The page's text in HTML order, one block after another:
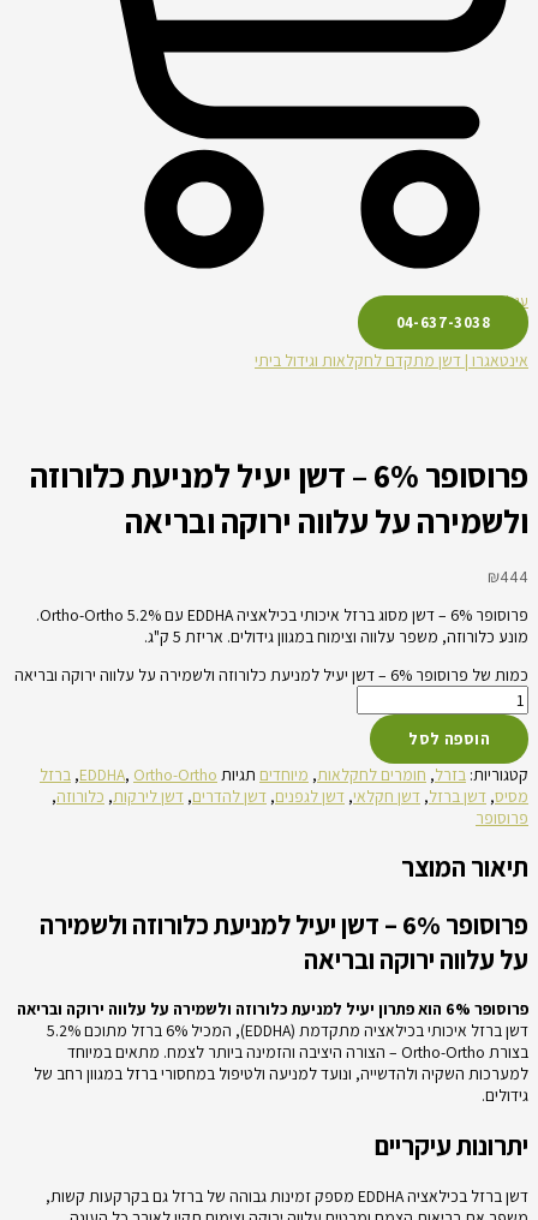
עגלת קניות
04-637-3038
אינטאגרו | דשן מתקדם לחקלאות וגידול ביתי
פרוסופר 6% – דשן יעיל למניעת כלורוזה
ולשמירה על עלווה ירוקה ובריאה
₪444
פרוסופר 6% – דשן מסוג ברזל איכותי בכילאציה EDDHA עם 5.2% Ortho-Ortho.
מונע כלורוזה, משפר עלווה וצימוח במגוון גידולים. אריזת 5 ק"ג.
כמות של פרוסופר 6% – דשן יעיל למניעת כלורוזה ולשמירה על עלווה ירוקה ובריאה
הוספה לסל
קטגוריות: בזרל, חומרים לחקלאות, מיוחדים תגיות EDDHA, Ortho-Ortho
, ברזל
מסיס, דשן ברזל, דשן חקלאי, דשן לגפנים, דשן להדרים, דשן לירקות, כלורוזה,
פרוסופר
תיאור המוצר
פרוסופר 6% – דשן יעיל למניעת כלורוזה ולשמירה
על עלווה ירוקה ובריאה
פרוסופר 6% הוא פתרון יעיל למניעת כלורוזה ולשמירה על עלווה ירוקה ובריאה
דשן ברזל איכותי בכילאציה מתקדמת (EDDHA), המכיל 6% ברזל מתוכם 5.2%
בצורת Ortho-Ortho – הצורה היציבה והזמינה ביותר לצמח. מתאים במיוחד
למערכות השקיה ולהדשייה, ונועד למניעה ולטיפול במחסורי ברזל במגוון רחב של
גידולים.
יתרונות עיקריים
דשן ברזל בכילאציה EDDHA מספק זמינות גבוהה של ברזל גם בקרקעות קשות,